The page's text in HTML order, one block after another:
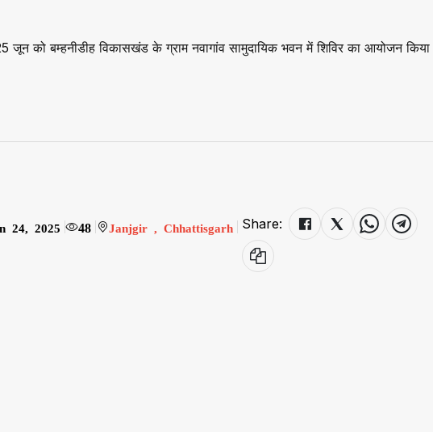
जून को बम्हनीडीह विकासखंड के ग्राम नवागांव सामुदायिक भवन में शिविर का आयोजन किया
24, 2025 48 Janjgir , Chhattisgarh Share: